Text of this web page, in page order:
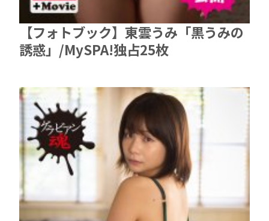
【フォトブック】東雲うみ「黒うみの
誘惑」/MySPA!独占25枚